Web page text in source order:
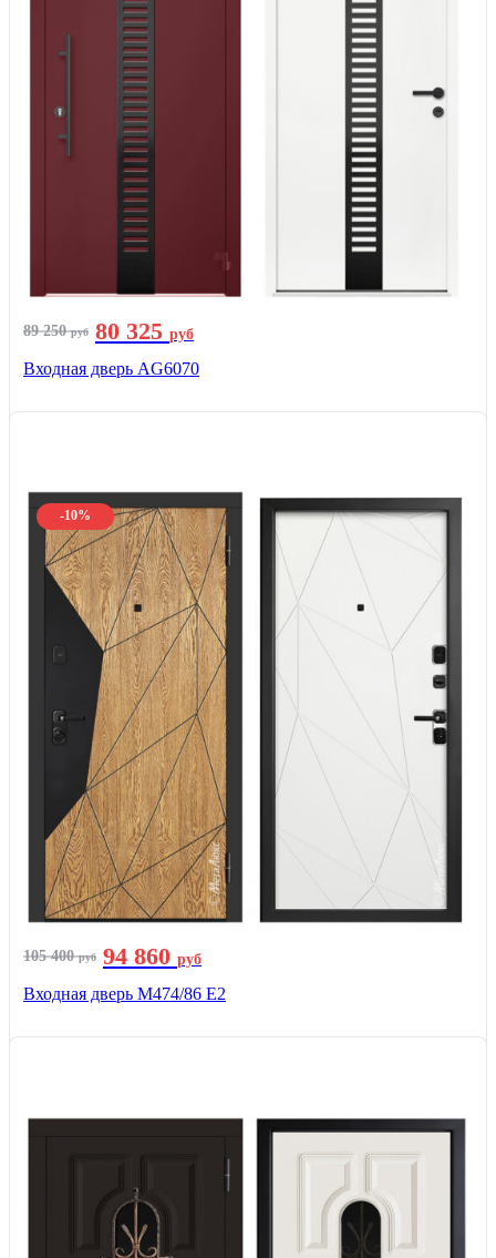
89 250руб 80 325 руб
Входная дверь AG6070
-10%
105 400руб 94 860 руб
Входная дверь М474/86 Е2